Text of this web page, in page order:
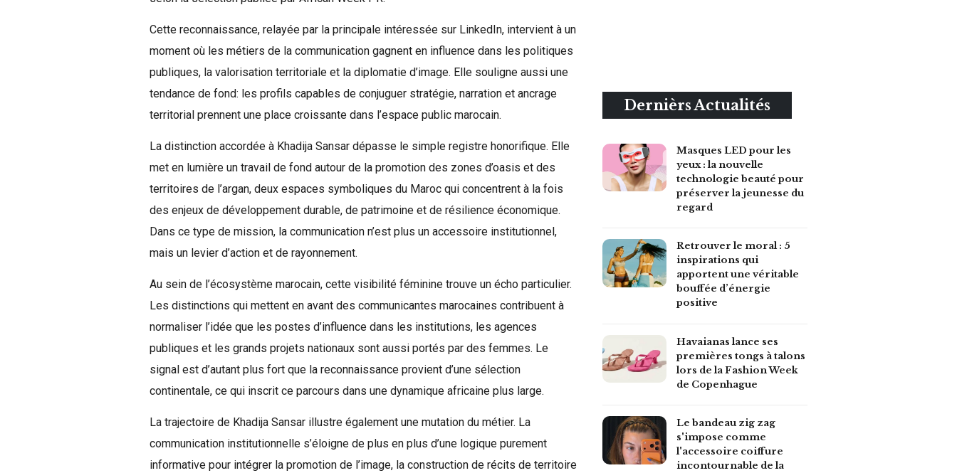
Cette reconnaissance, relayée par la principale intéressée sur LinkedIn, intervient à un
moment où les métiers de la communication gagnent en influence dans les politiques
publiques, la valorisation territoriale et la diplomatie d’image. Elle souligne aussi une
tendance de fond: les profils capables de conjuguer stratégie, narration et ancrage
territorial prennent une place croissante dans l’espace public marocain.
La distinction accordée à Khadija Sansar dépasse le simple registre honorifique. Elle
met en lumière un travail de fond autour de la promotion des zones d’oasis et des
territoires de l’argan, deux espaces symboliques du Maroc qui concentrent à la fois
des enjeux de développement durable, de patrimoine et de résilience économique.
Dans ce type de mission, la communication n’est plus un accessoire institutionnel,
mais un levier d’action et de rayonnement.
Au sein de l’écosystème marocain, cette visibilité féminine trouve un écho particulier.
Les distinctions qui mettent en avant des communicantes marocaines contribuent à
normaliser l’idée que les postes d’influence dans les institutions, les agences
publiques et les grands projets nationaux sont aussi portés par des femmes. Le
signal est d’autant plus fort que la reconnaissance provient d’une sélection
continentale, ce qui inscrit ce parcours dans une dynamique africaine plus large.
La trajectoire de Khadija Sansar illustre également une mutation du métier. La
communication institutionnelle s’éloigne de plus en plus d’une logique purement
informative pour intégrer la promotion de l’image, la construction de récits de territoire
Dernièrs Actualités
Masques LED pour les
yeux : la nouvelle
technologie beauté pour
préserver la jeunesse du
regard
Retrouver le moral : 5
inspirations qui
apportent une véritable
bouffée d’énergie
positive
Havaianas lance ses
premières tongs à talons
lors de la Fashion Week
de Copenhague
Le bandeau zig zag
s'impose comme
l'accessoire coiffure
incontournable de la